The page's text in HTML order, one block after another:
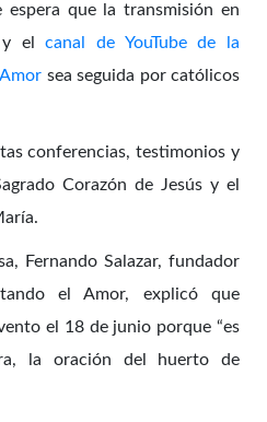
que la transmisión en
y elcanal de YouTube de la
sea seguida por católicos
conferencias, testimonios y
Corazón de Jesús y el
Fernando Salazar, fundador
el Amor, explicó que
el 18 de junio porque “es
la oración del huerto de